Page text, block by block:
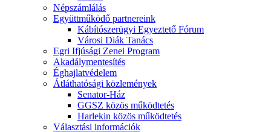
Népszámlálás
Együttműködő partnereink
Kábítószerügyi Egyeztető Fórum
Városi Diák Tanács
Egri Ifjúsági Zenei Program
Akadálymentesítés
Éghajlatvédelem
Átláthatósági közlemények
Senator-Ház
GGSZ közös működtetés
Harlekin közös működtetés
Választási információk